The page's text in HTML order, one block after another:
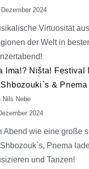
2024
Virtuosität
der Welt in
Ima!? Ništa! Festival
& Pnema
Nils Nebe
2024
Abend wie eine große
Pnema
und Tanzen!